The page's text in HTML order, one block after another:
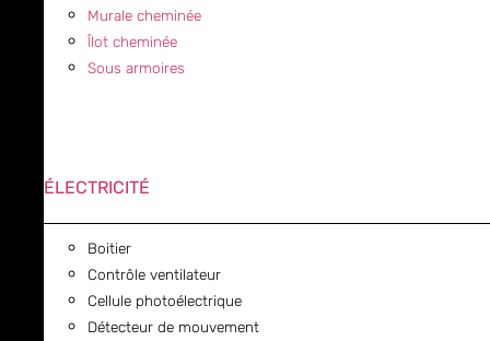
Murale cheminée
Îlot cheminée
Sous armoires
ÉLECTRICITÉ
Boitier
Contrôle ventilateur
Cellule photoélectrique
Détecteur de mouvement